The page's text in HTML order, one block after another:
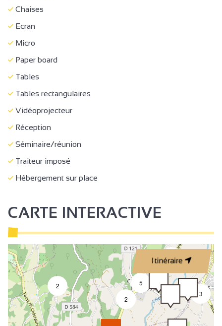
Point courrier
Dépose sur site pour les groupes
Accès autocar
Alimentation/Point alimentation
Restauration rapide
Location de draps
Location de matériel
Chaises
Ecran
Micro
Paper board
Tables
Tables rectangulaires
Vidéoprojecteur
Réception
Séminaire/réunion
Traiteur imposé
Hébergement sur place
CARTE INTERACTIVE
Itinéraire
2
3
2
5